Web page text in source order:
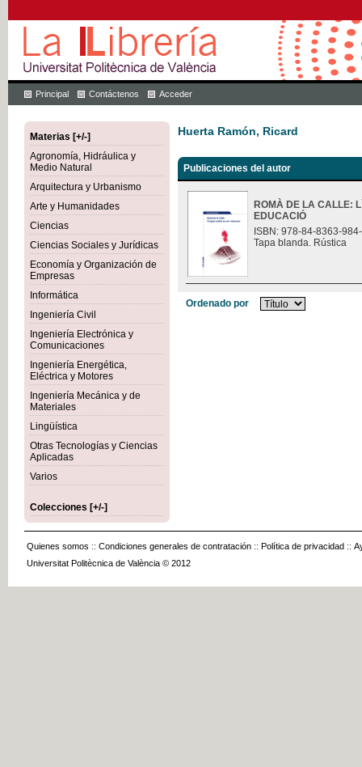
Principal Contáctenos Acceder
Materias [+/-]
Agronomía, Hidráulica y
Medio Natural
Arquitectura y Urbanismo
Arte y Humanidades
Ciencias
Ciencias Sociales y Jurídicas
Economía y Organización de
Empresas
Informática
Ingeniería Civil
Ingeniería Electrónica y
Comunicaciones
Ingeniería Energética,
Eléctrica y Motores
Ingeniería Mecánica y de
Materiales
Lingüística
Otras Tecnologías y Ciencias
Aplicadas
Varios
Colecciones [+/-]
Huerta Ramón, Ricard
Publicaciones del autor
ROMÀ DE LA CALLE:
EDUCACIÓ
ISBN: 978-84-8363-
Tapa blanda. Rústica
Ordenado por
Quienes somos :: Condiciones generales de contratación :: Política de privacidad ::
Universitat Politècnica de València © 2012